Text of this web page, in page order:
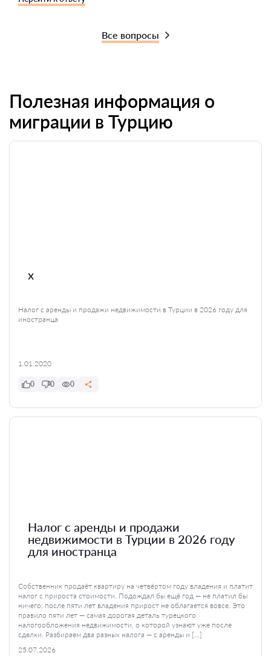
Все вопросы
Полезная информация о
миграции в Турцию
x
Налог с аренды и продажи недвижимости в Турции в 2026 году для
иностранца
1.01.2020
0 0 0
Налог с аренды и продажи
недвижимости в Турции в 2026 году
для иностранца
Собственник продаёт квартиру на четвёртом году владения и платит
налог с прироста стоимости. Подождал бы ещё год — не платил бы
ничего: после пяти лет владения прирост не облагается вовсе. Это
правило пяти лет — самая дорогая деталь турецкого
налогообложения недвижимости, о которой узнают уже после
сделки. Разбираем два разных налога — с аренды и […]
25.07.2026